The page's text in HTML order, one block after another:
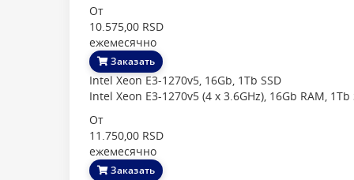
От
10.575,00 RSD
ежемесячно
Заказать
Intel Xeon E3-1270v5, 16Gb, 1Tb SSD
Intel Xeon E3-1270v5 (4 x 3.6GHz), 16Gb RAM, 1Tb
От
11.750,00 RSD
ежемесячно
Заказать